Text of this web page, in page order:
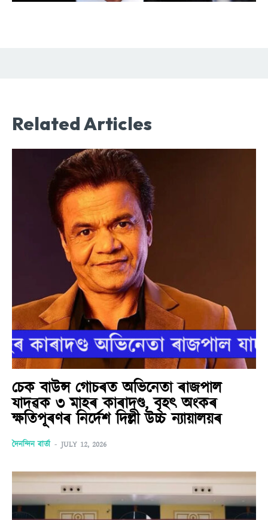
Related Articles
চেক বাউন্স গোচৰত অভিনেতা ৰাজপাল
যাদৱক ৩ মাহৰ কাৰাদণ্ড, বৃহৎ অংকৰ
ক্ষতিপূৰণৰ নিৰ্দেশ দিল্লী উচ্চ ন্যায়ালয়ৰ
দৈনন্দিন বাৰ্তা - JULY 12, 2026